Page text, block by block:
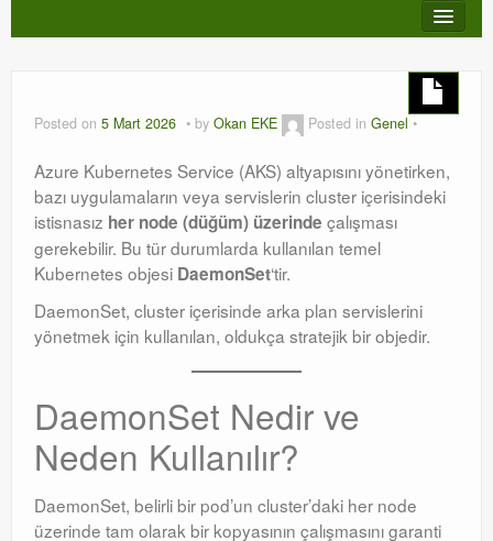
Windows Server Family
SCOM
Watchguard
Exchange
Posted on 5 Mart 2026 by Okan EKE Posted in Genel
Azure Kubernetes Service (AKS) altyapısını yönetirken,
bazı uygulamaların veya servislerin cluster içerisindeki
istisnasız her node (düğüm) üzerinde çalışması
gerekebilir. Bu tür durumlarda kullanılan temel
Kubernetes objesi DaemonSet‘tir.
DaemonSet, cluster içerisinde arka plan servislerini
yönetmek için kullanılan, oldukça stratejik bir objedir.
DaemonSet Nedir ve
Neden Kullanılır?
DaemonSet, belirli bir pod’un cluster’daki her node
üzerinde tam olarak bir kopyasının çalışmasını garanti